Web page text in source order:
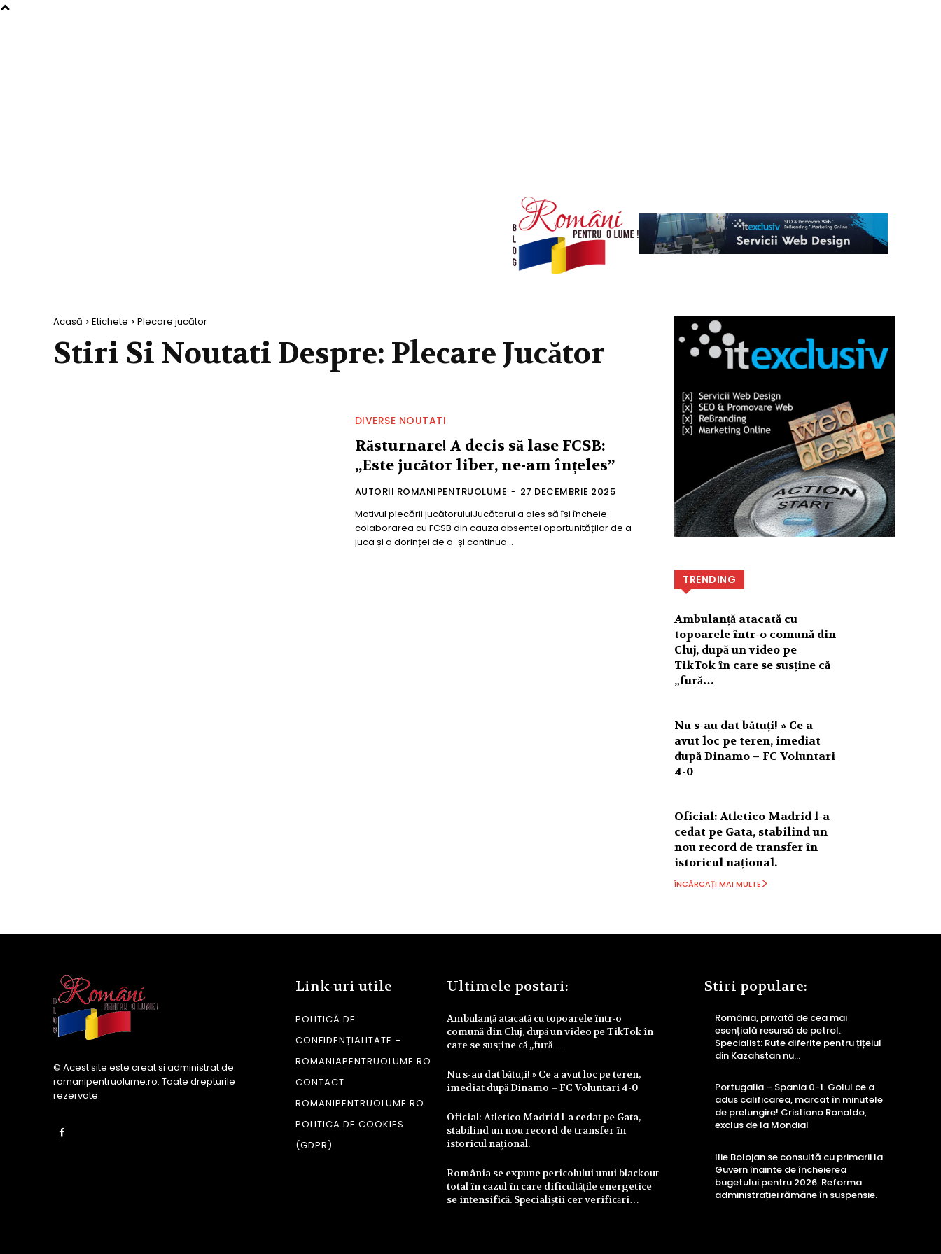
Acasă Etichete Plecare jucător
Stiri Si Noutati Despre: Plecare Jucător
DIVERSE NOUTATI
Răsturnare! A decis să lase FCSB:
„Este jucător liber, ne-am înțeles”
AUTORII ROMANIPENTRUOLUME - 27 DECEMBRIE 2025
Motivul plecării jucătoruluiJucătorul a ales să își încheie
colaborarea cu FCSB din cauza absentei oportunităților de a
juca și a dorinței de a-și continua...
TRENDING
Ambulanță atacată cu
topoarele într-o comună din
Cluj, după un video pe
TikTok în care se susține că
„fură…
Nu s-au dat bătuți! » Ce a
avut loc pe teren, imediat
după Dinamo – FC Voluntari
4-0
Oficial: Atletico Madrid l-a
cedat pe Gata, stabilind un
nou record de transfer în
istoricul național.
ÎNCĂRCAȚI MAI MULTE
© Acest site este creat si administrat de
romanipentruolume.ro. Toate drepturile
rezervate.
Link-uri utile
POLITICĂ DE
CONFIDENȚIALITATE –
ROMANIAPENTRUOLUME.RO
CONTACT
ROMANIPENTRUOLUME.RO
POLITICA DE COOKIES
(GDPR)
Ultimele postari:
Ambulanță atacată cu topoarele într-o
comună din Cluj, după un video pe TikTok în
care se susține că „fură…
Nu s-au dat bătuți! » Ce a avut loc pe teren,
imediat după Dinamo – FC Voluntari 4-0
Oficial: Atletico Madrid l-a cedat pe Gata,
stabilind un nou record de transfer în
istoricul național.
România se expune pericolului unui blackout
total în cazul în care dificultățile energetice
se intensifică. Specialiștii cer verificări…
Stiri populare:
România, privată de cea mai
esențială resursă de petrol.
Specialist: Rute diferite pentru țițeiul
din Kazahstan nu…
Portugalia – Spania 0-1. Golul ce a
adus calificarea, marcat în minutele
de prelungire! Cristiano Ronaldo,
exclus de la Mondial
Ilie Bolojan se consultă cu primarii la
Guvern înainte de încheierea
bugetului pentru 2026. Reforma
administrației rămâne în suspensie.